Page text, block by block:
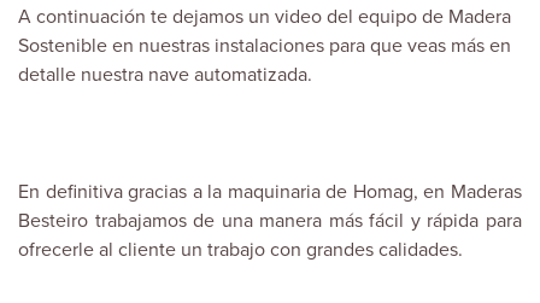
A continuación te dejamos un video del equipo de Madera
Sostenible en nuestras instalaciones para que veas más en
detalle nuestra nave automatizada.
En definitiva gracias a la maquinaria de Homag, en Maderas
Besteiro trabajamos de una manera más fácil y rápida para
ofrecerle al cliente un trabajo con grandes calidades.